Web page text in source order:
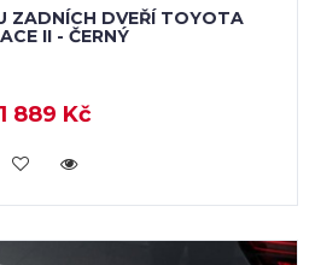
ZADNÍCH DVEŘÍ TOYOTA
II - ČERNÝ
1 889 Kč
KOUPIT